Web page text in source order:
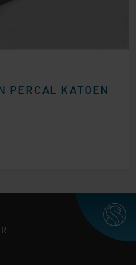
PERCAL KATOEN